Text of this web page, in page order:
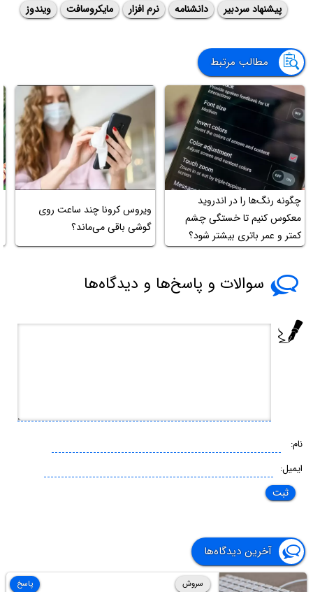
پیشنهاد سردبیر دانشنامه نرم افزار مایکروسافت ویندوز
مطالب مرتبط
چگونه رنگ‌ها را در اندروید
معکوس کنیم تا خستگی چشم
کمتر و عمر باتری بیشتر شود؟
ویروس کرونا چند ساعت روی
گوشی باقی می‌ماند؟
سوالات و پاسخ‌ها و دیدگاه‌ها
نام:
ایمیل:
آخرین دیدگاه‌ها
سروش
پاسخ